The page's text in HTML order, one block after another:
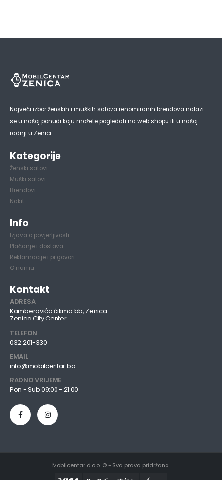
Najveći izbor ženskih i muških satova renomiranih brendova nalazi
se u našoj ponudi koju možete pogledati na web shopu ili u našoj
radnji u Zenici.
Kategorije
Ženski satovi
Muški satovi
Brendovi
Nakit
Info
Izjava o povjerljivosti
Plaćanje i dostava
Reklamacije i prigovori
O nama
Kontakt
ADRESA
Kamberovića čikma bb, Zenica
Zenica City Center
TELEFON
032 201-330
EMAIL
info@mobilcentar.ba
RADNO VRIJEME
Pon - Sub 09:00 - 21:00
Mobilcentar d.o.o. © - Sva prava pridržana.